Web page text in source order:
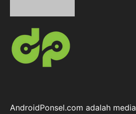
AndroidPonsel.com adalah